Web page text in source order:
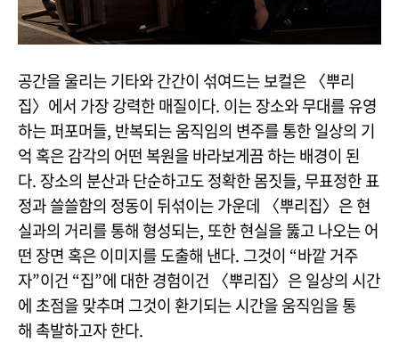
공간을 울리는 기타와 간간이 섞여드는 보컬은 〈뿌리
집〉에서 가장 강력한 매질이다. 이는 장소와 무대를 유영
하는 퍼포머들, 반복되는 움직임의 변주를 통한 일상의 기
억 혹은 감각의 어떤 복원을 바라보게끔 하는 배경이 된
다. 장소의 분산과 단순하고도 정확한 몸짓들, 무표정한 표
정과 쓸쓸함의 정동이 뒤섞이는 가운데 〈뿌리집〉은 현
실과의 거리를 통해 형성되는, 또한 현실을 뚫고 나오는 어
떤 장면 혹은 이미지를 도출해 낸다. 그것이 “바깥 거주
자”이건 “집”에 대한 경험이건 〈뿌리집〉은 일상의 시간
에 초점을 맞추며 그것이 환기되는 시간을 움직임을 통
해 촉발하고자 한다.